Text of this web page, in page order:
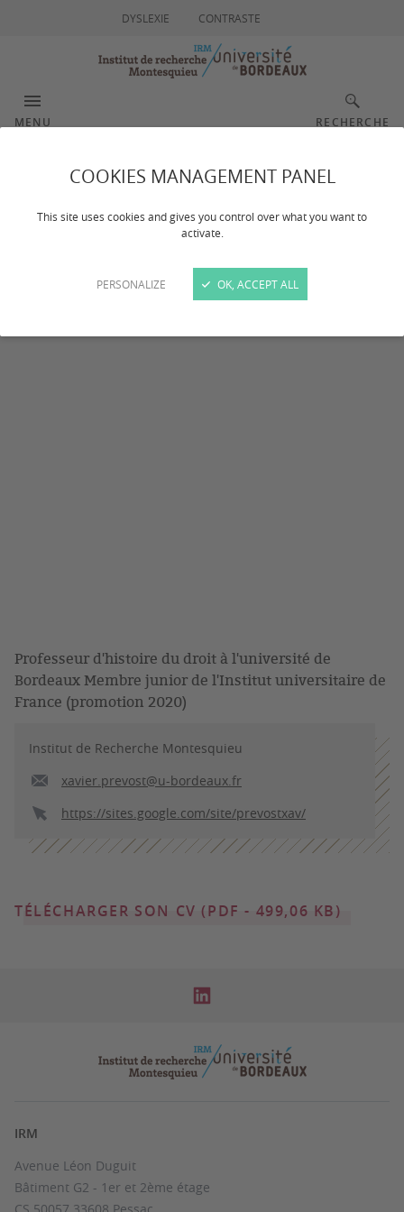
COOKIES MANAGEMENT PANEL
This site uses cookies and gives you control over what you want to
activate.
PERSONALIZE OK, ACCEPT ALL
DYSLEXIE CONTRASTE
MENU RECHERCHE
Xavier PRÉVOST
Professeur d'histoire du droit à l'université de
Bordeaux Membre junior de l'Institut universitaire de
France (promotion 2020)
Institut de Recherche Montesquieu
xavier.prevost@u-bordeaux.fr
https://sites.google.com/site/prevostxav/
TÉLÉCHARGER SON CV (PDF - 499,06 KB)
IRM
Avenue Léon Duguit
Bâtiment G2 - 1er et 2ème étage